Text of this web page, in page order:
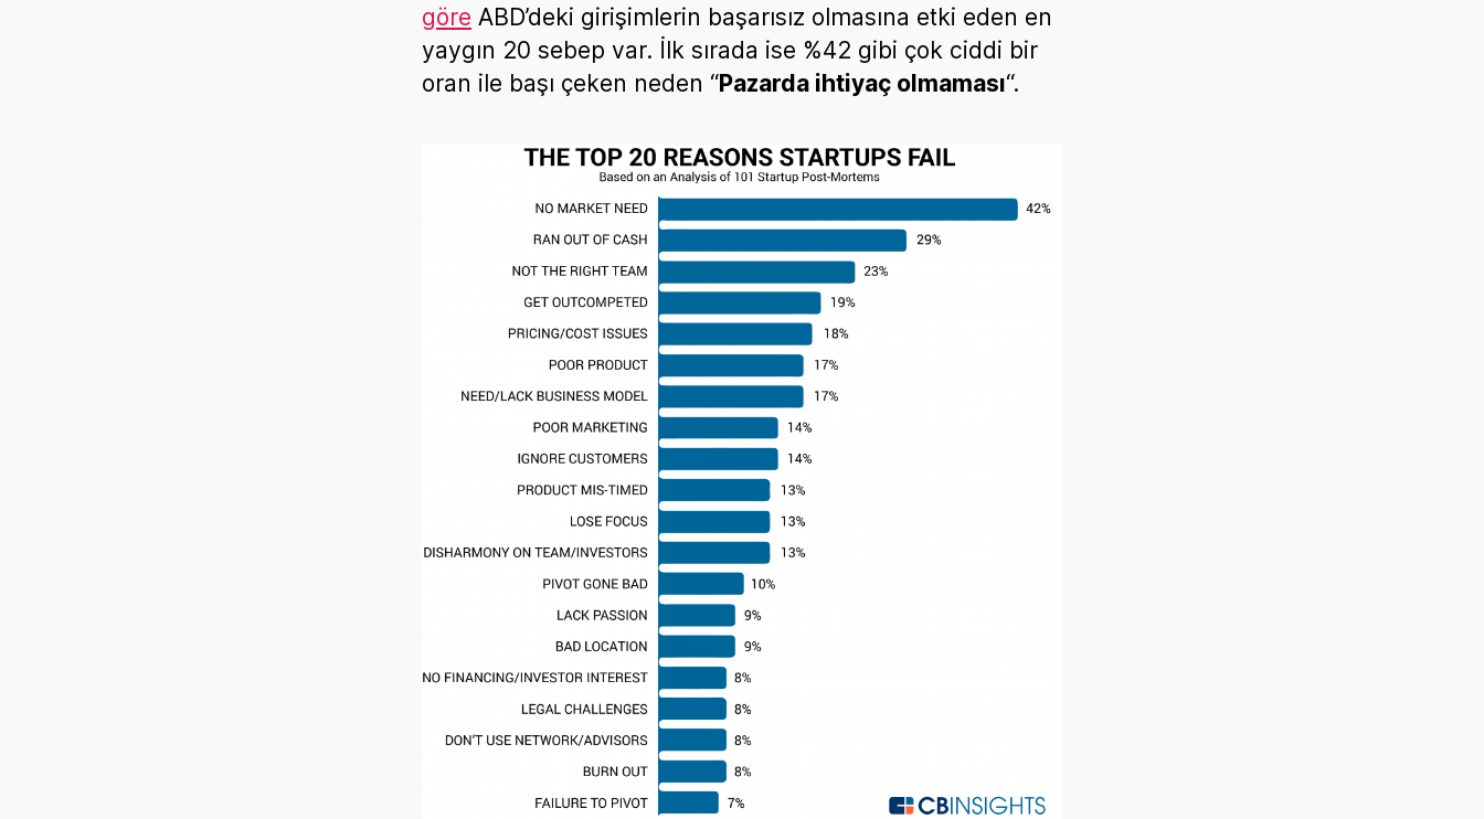
göre ABD’deki girişimlerin başarısız olmasına etki eden en
yaygın 20 sebep var. İlk sırada ise %42 gibi çok ciddi bir
oran ile başı çeken neden “Pazarda ihtiyaç olmaması“.